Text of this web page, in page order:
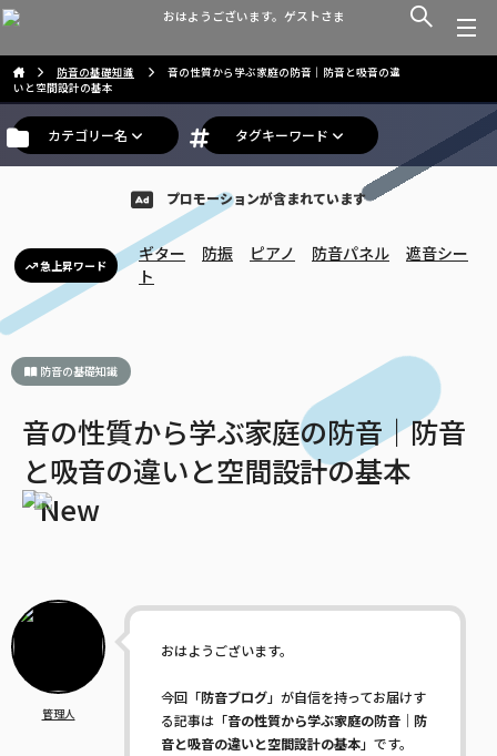
おはようございます。ゲストさま
防音の基礎知識
音の性質から学ぶ家庭の防音｜防音と吸音の違
いと空間設計の基本
カテゴリー名 タグキーワード
プロモーションが含まれています
急上昇ワード
ギター 防振 ピアノ 防音パネル
遮音シー
ト
防音の基礎知識
音の性質から学ぶ家庭の防音｜防音
と吸音の違いと空間設計の基本
管理人
おはようございます。
今回「防音ブログ」が自信を持ってお届けす
る記事は「音の性質から学ぶ家庭の防音｜防
音と吸音の違いと空間設計の基本」です。